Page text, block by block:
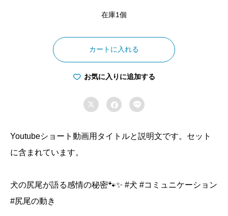
在庫1個
の
尻
尾
役
と
現
カートに入れる
お気に入りに追加する
  
Youtubeショート動画用タイトルと説明文です。セット
に含まれています。
犬の尻尾が語る感情の秘密🐾✨ #犬 #コミュニケーション
#尻尾の動き